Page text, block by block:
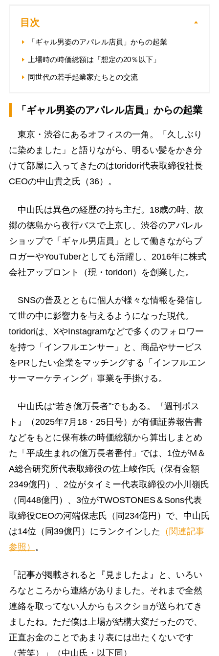
目次
「ギャル男姿のアパレル店員」からの起業
上場時の時価総額は「想定の20％以下」
同世代の若手起業家たちとの交流
「ギャル男姿のアパレル店員」からの起業
東京・渋谷にあるオフィスの一角。「久しぶり
に染めました」と語りながら、明るい髪をかき分
けて部屋に入ってきたのはtoridori代表取締役社長
CEOの中山貴之氏（36）。
中山氏は異色の経歴の持ち主だ。18歳の時、故
郷の徳島から夜行バスで上京し、渋谷のアパレル
ショップで「ギャル男店員」として働きながらブ
ロガーやYouTuberとしても活躍し、2016年に株式
会社アップロント（現・toridori）を創業した。
SNSの普及とともに個人が様々な情報を発信し
て世の中に影響力を与えるようになった現代。
toridoriは、XやInstagramなどで多くのフォロワー
を持つ「インフルエンサー」と、商品やサービス
をPRしたい企業をマッチングする「インフルエン
サーマーケティング」事業を手掛ける。
中山氏は“若き億万長者”でもある。『週刊ポス
ト』（2025年7月18・25日号）が有価証券報告書
などをもとに保有株の時価総額から算出しまとめ
た「平成生まれの億万長者番付」では、1位がM＆
A総合研究所代表取締役の佐上峻作氏（保有金額
2349億円）、2位がタイミー代表取締役の小川嶺氏
（同448億円）、3位がTWOSTONES＆Sons代表
取締役CEOの河端保志氏（同234億円）で、中山氏
は14位（同39億円）にランクインした （関連記事
参照）
。
「記事が掲載されると『見ましたよ』と、いろい
ろなところから連絡がありました。それまで全然
連絡を取ってない人からもスクショが送られてき
ましたね。ただ僕は上場が結構大変だったので、
正直お金のことであまり表には出たくないです
（苦笑）」（中山氏・以下同）